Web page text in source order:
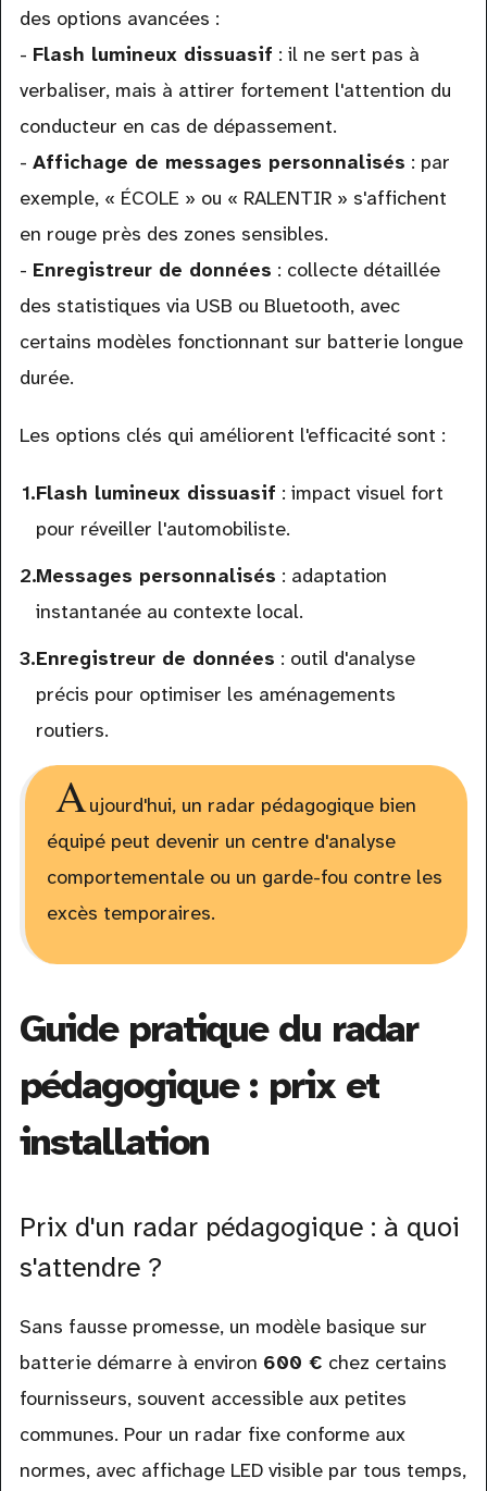
des options avancées :
- Flash lumineux dissuasif : il ne sert pas à
verbaliser, mais à attirer fortement l'attention du
conducteur en cas de dépassement.
- Affichage de messages personnalisés : par
exemple, « ÉCOLE » ou « RALENTIR » s'affichent
en rouge près des zones sensibles.
- Enregistreur de données : collecte détaillée
des statistiques via USB ou Bluetooth, avec
certains modèles fonctionnant sur batterie longue
durée.
Les options clés qui améliorent l'efficacité sont :
Flash lumineux dissuasif : impact visuel fort
pour réveiller l'automobiliste.
Messages personnalisés : adaptation
instantanée au contexte local.
Enregistreur de données : outil d'analyse
précis pour optimiser les aménagements
routiers.
Aujourd'hui, un radar pédagogique bien
équipé peut devenir un centre d'analyse
comportementale ou un garde-fou contre les
excès temporaires.
Guide pratique du radar
pédagogique : prix et
installation
Prix d'un radar pédagogique : à quoi
s'attendre ?
Sans fausse promesse, un modèle basique sur
batterie démarre à environ 600 € chez certains
fournisseurs, souvent accessible aux petites
communes. Pour un radar fixe conforme aux
normes, avec affichage LED visible par tous temps,